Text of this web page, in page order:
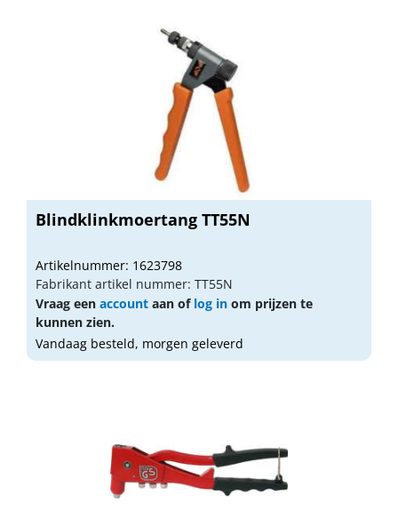
Blindklinkmoertang TT55N
Artikelnummer: 1623798
Fabrikant artikel nummer: TT55N
Vraag een account aan of log in om prijzen te
kunnen zien.
Vandaag besteld, morgen geleverd